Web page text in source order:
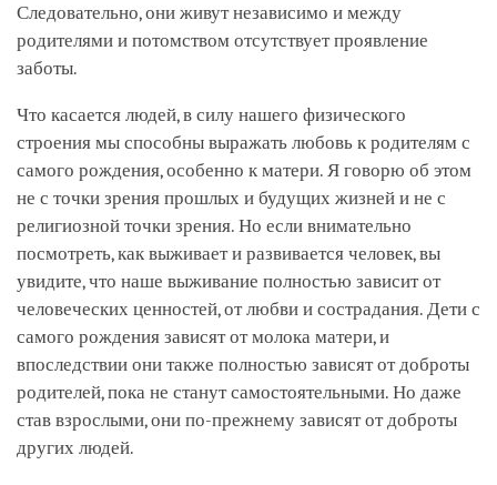
Следовательно, они живут независимо и между
родителями и потомством отсутствует проявление
заботы.
Что касается людей, в силу нашего физического
строения мы способны выражать любовь к родителям с
самого рождения, особенно к матери. Я говорю об этом
не с точки зрения прошлых и будущих жизней и не с
религиозной точки зрения. Но если внимательно
посмотреть, как выживает и развивается человек, вы
увидите, что наше выживание полностью зависит от
человеческих ценностей, от любви и сострадания. Дети с
самого рождения зависят от молока матери, и
впоследствии они также полностью зависят от доброты
родителей, пока не станут самостоятельными. Но даже
став взрослыми, они по-прежнему зависят от доброты
других людей.